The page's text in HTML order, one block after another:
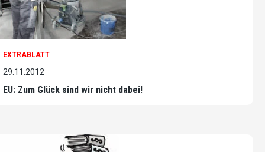
EXTRABLATT
29.11.2012
EU: Zum Glück sind wir nicht dabei!